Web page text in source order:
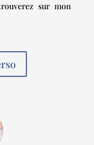
sur mon